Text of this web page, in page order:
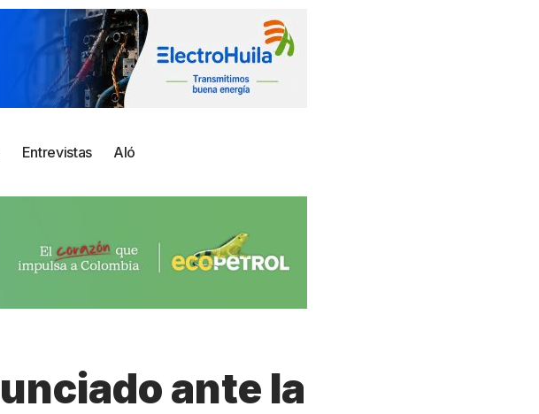
Entrevistas Aló
ante la